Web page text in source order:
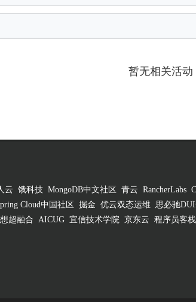
暂无相关活动
云 饿科技 MongoDB中文社区 青云 RancherLabs
Cloud中国社区 掘金 优云双态运维 思必驰
超融合 AICUG 宜信技术学院 京东云 程序员客栈